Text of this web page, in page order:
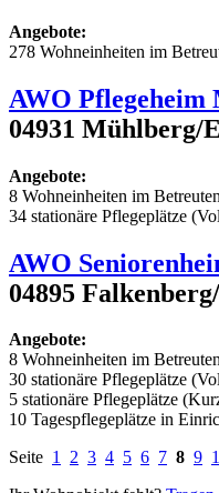
Angebote:
278 Wohneinheiten im
AWO Pflegeheim
04931 Mühlberg/
Angebote:
8 Wohneinheiten im
34 stationäre Pflegeplätze
AWO
04895
Angebote:
8 Wohneinheiten im
30 stationäre Pflegeplätze
5 stationäre Pflegeplätze
10 Tagespflegeplätze in
Seite 1 2 3 4 5 6 7 8 9